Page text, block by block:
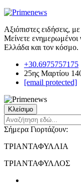
Αξιόπιστες ειδήσεις,
Μείνετε ενημερωμένοι
Ελλάδα και τον κόσμο.
+30.6975757175
25ης Μαρτίου
[email protected]
Κλείσιμο
Σήμερα Γιορτάζουν:
ΤΡΙΑΝΤΑΦΥΛΛΙΑ
ΤΡΙΑΝΤΑΦΥΛΛΟΣ